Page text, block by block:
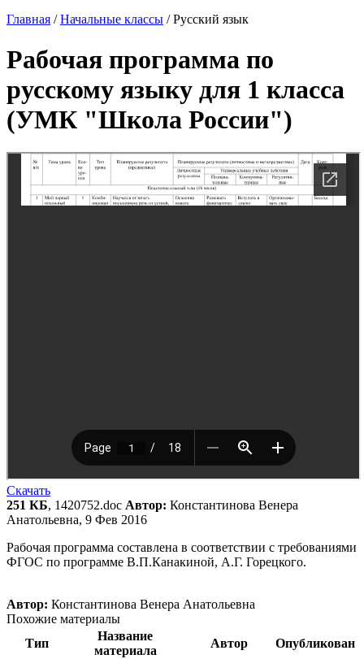
Главная /Начальные классы /Русский язык
Рабочая программа по
русскому языку для 1 класса
(УМК "Школа России")
Скачать
251 КБ, 1420752.doc Автор: Константинова Венера
Анатольевна, 9 Фев 2016
Рабочая программа составлена в соответствии с требованиями
ФГОС по программе В.П.Канакиной, А.Г. Горецкого.
Автор: Константинова Венера Анатольевна
Похожие материалы
Тип
Название
материала
Автор Опубликован